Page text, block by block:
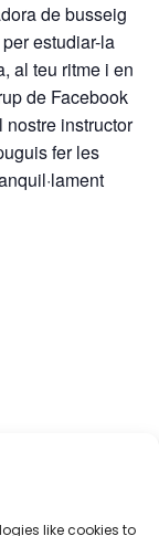
like cookies to
de busseig
estudiar-la
al teu ritme i en
de Facebook
nostre instructor
fer les